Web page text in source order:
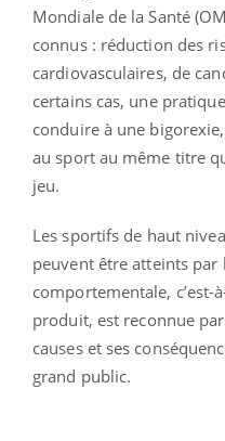
Mondiale de la Santé
connus : réduction des
cardiovasculaires, de
certains cas, une
conduire à une
au sport au même titre
jeu.
Les sportifs de haut
peuvent être atteints par
comportementale,
produit, est reconnue
causes et ses
grand public.